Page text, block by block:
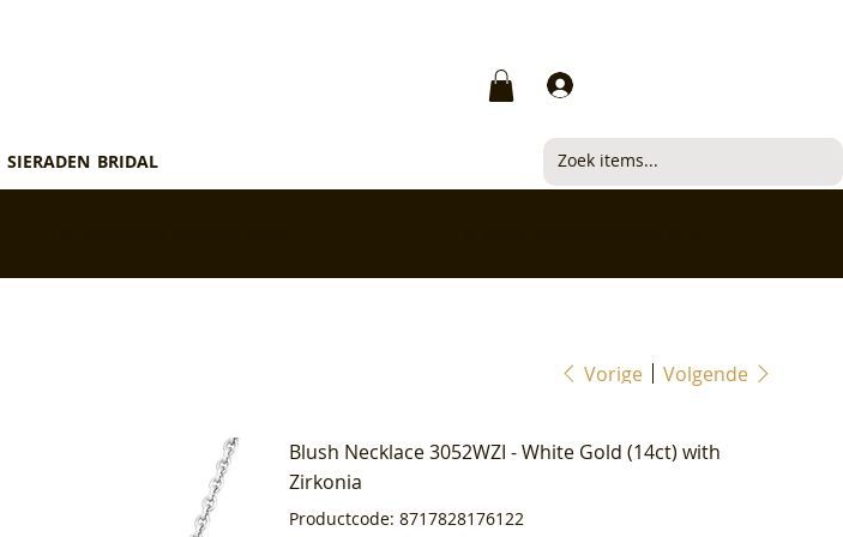
SIERADEN BRIDAL
Vorige Volgende
Blush Necklace 3052WZI - White Gold (14ct) with
Zirkonia
Productcode: Productcode
8717828176122
8717828176122